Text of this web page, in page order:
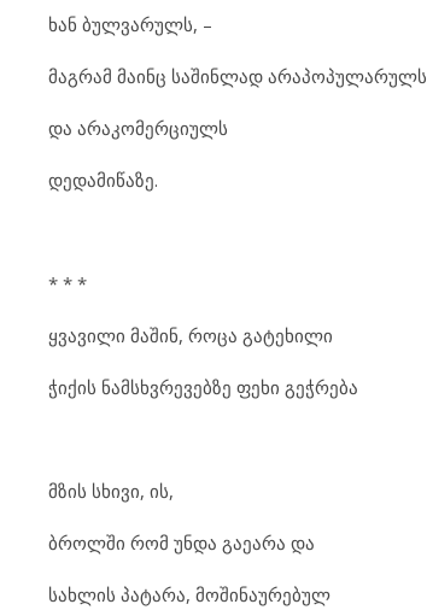
ხან ბულვარულს, –
მაგრამ მაინც საშინლად არაპოპულარულს
და არაკომერციულს
დედამიწაზე.
* * *
ყვავილი მაშინ, როცა გატეხილი
ჭიქის ნამსხვრევებზე ფეხი გეჭრება
მზის სხივი, ის,
ბროლში რომ უნდა გაეარა და
სახლის პატარა, მოშინაურებულ